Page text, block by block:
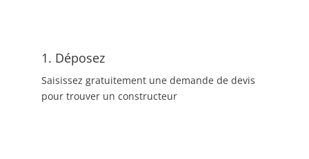
1. Déposez
Saisissez gratuitement une demande de devis
pour trouver un constructeur